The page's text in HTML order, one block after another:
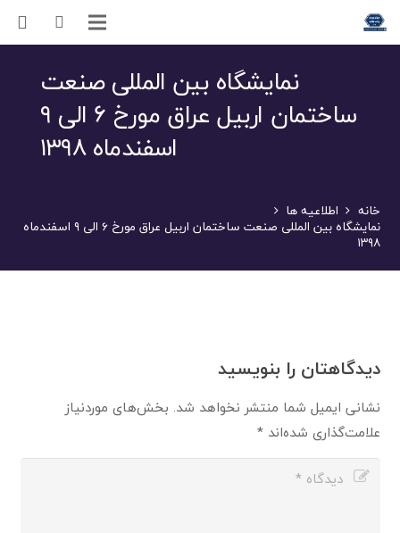
نمایشگاه بین المللی صنعت
ساختمان اربیل عراق مورخ ۶ الی ۹
اسفندماه ۱۳۹۸
خانه اطلاعیه ها
نمایشگاه بین المللی صنعت ساختمان اربیل عراق مورخ ۶ الی ۹ اسفندماه
۱۳۹۸
دیدگاهتان را بنویسید
نشانی ایمیل شما منتشر نخواهد شد. بخش‌های موردنیاز
علامت‌گذاری شده‌اند*